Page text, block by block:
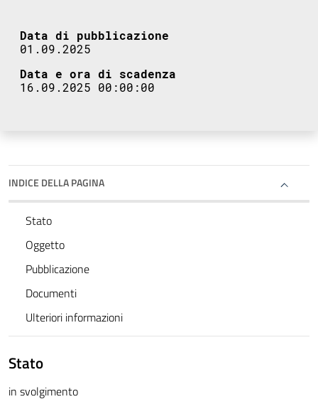
Data di pubblicazione
01.09.2025
Data e ora di scadenza
16.09.2025 00:00:00
INDICE DELLA PAGINA
Stato
Oggetto
Pubblicazione
Documenti
Ulteriori informazioni
Stato
in svolgimento